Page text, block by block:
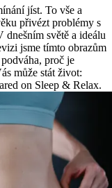
jíst. To vše a
přivézt problémy s
dnešním světě a ideálu
jsme tímto obrazům
proč je
může stát život:
on Sleep & Relax.